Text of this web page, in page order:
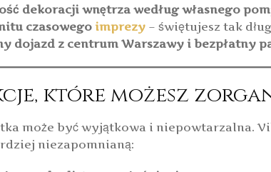
dekoracji wnętrza według własnego
czasowegoimprezy – świętujesz tak
dojazd z centrum Warszawy i bezpłatny
które możesz
może być wyjątkowa i
niezapomnianą: